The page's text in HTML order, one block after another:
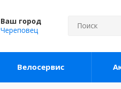
Ваш город
Череповец
Велосервис